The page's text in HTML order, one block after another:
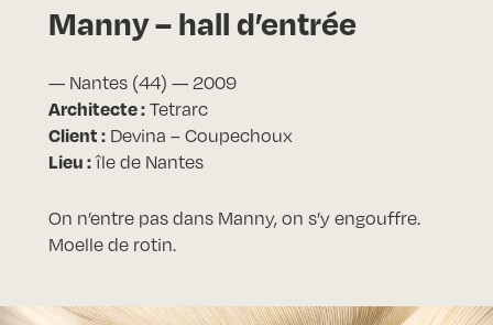
Manny – hall d’entrée
— Nantes (44) — 2009
Architecte :Tetrarc
Client :Devina – Coupechoux
Lieu :île de Nantes
On n’entre pas dans Manny, on s’y engouffre.
Moelle de rotin.